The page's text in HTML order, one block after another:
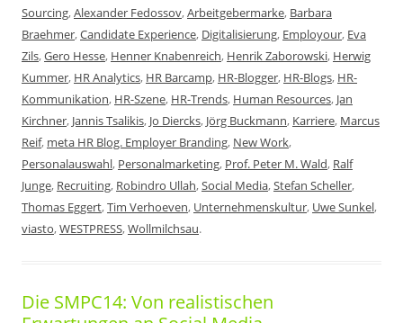
Sourcing,Alexander Fedossov,Arbeitgebermarke, Barbara
Braehmer,Candidate Experience, Digitalisierung, Employour, Eva
Zils,Gero Hesse, Henner Knabenreich, Henrik Zaborowski, Herwig
Kummer, HR Analytics, HR Barcamp, HR-Blogger, HR-Blogs, HR-
Kommunikation, HR-Szene, HR-Trends, Human Resources, Jan
Kirchner, Jannis Tsalikis, Jo Diercks, Jörg Buckmann, Karriere, Marcus
Reif, meta HR Blog. Employer Branding, New Work,
Personalauswahl, Personalmarketing, Prof. Peter M. Wald, Ralf
Junge, Recruiting, Robindro Ullah,Social Media,Stefan Scheller,
Thomas Eggert,Tim Verhoeven, Unternehmenskultur, Uwe Sunkel,
viasto,WESTPRESS,Wollmilchsau.
Die SMPC14: Von realistischen